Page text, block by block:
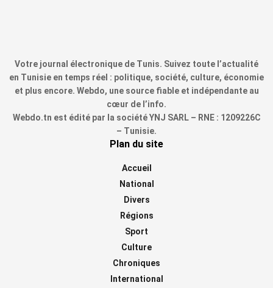
Votre journal électronique de Tunis. Suivez toute l’actualité
en Tunisie en temps réel : politique, société, culture, économie
et plus encore. Webdo, une source fiable et indépendante au
cœur de l’info.
Webdo.tn est édité par la société YNJ SARL – RNE : 1209226C
– Tunisie.
Plan du site
Accueil
National
Divers
Régions
Sport
Culture
Chroniques
International